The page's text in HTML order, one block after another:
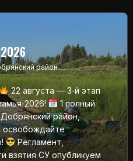
район
22 августа — 3‑й этап
1 полный
район,
освобождайте
Регламент,
взятия СУ опубликуем